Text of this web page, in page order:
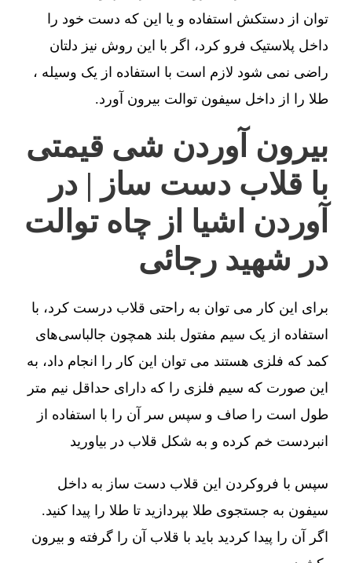
توان از دستکش استفاده و یا این که دست خود را
داخل پلاستیک فرو کرد، اگر با این روش نیز دلتان
راضی نمی شود لازم است با استفاده از یک وسیله ،
طلا را از داخل سیفون توالت بیرون آورد.
بیرون آوردن شی قیمتی
با قلاب دست ساز | در
آوردن اشیا از چاه توالت
در شهید رجائی
برای این کار می توان به راحتی قلاب درست کرد، با
استفاده از یک سیم مفتول بلند همچون جالباسی‌های
کمد که فلزی هستند می توان این کار را انجام داد، به
این صورت که سیم فلزی را که دارای حداقل نیم متر
طول است را صاف و سپس سر آن را با استفاده از
انبردست خم کرده و به شکل قلاب در بیاورید
سپس با فروکردن این قلاب دست ساز به داخل
سیفون به جستجوی طلا بپردازید تا طلا را پیدا کنید.
اگر آن را پیدا کردید باید با قلاب آن را گرفته و بیرون